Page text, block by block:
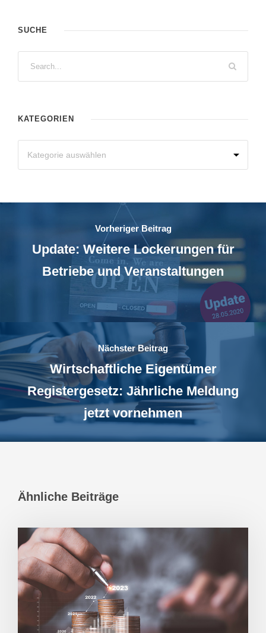
SUCHE
KATEGORIEN
Vorheriger Beitrag
Update: Weitere Lockerungen für
Betriebe und Veranstaltungen
Nächster Beitrag
Wirtschaftliche Eigentümer
Registergesetz: Jährliche Meldung
jetzt vornehmen
Ähnliche Beiträge